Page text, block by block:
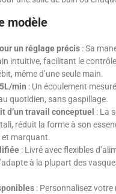
modèle
un réglage précis : Sa
intuitive, facilitant le
même d’une seule main.
min : Un écoulement
quotidien, sans gaspillage.
d’un travail conceptuel : La
réduit la forme à son
marquant.
: Livré avec flexibles
à la plupart des
: Personnalisez